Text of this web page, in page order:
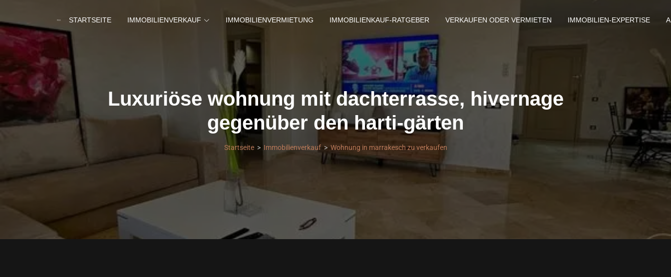
STARTSEITE IMMOBILIENVERKAUF IMMOBILIENVERMIETUNG IMMOBILIENKAUF-RATGEBER VERKAUFEN ODER VERMIETEN IMMOBILIEN-EXPERTISE
Luxuriöse wohnung mit dachterrasse, hivernage
gegenüber den harti-gärten
Startseite Immobilienverkauf Wohnung in marrakesch zu verkaufen